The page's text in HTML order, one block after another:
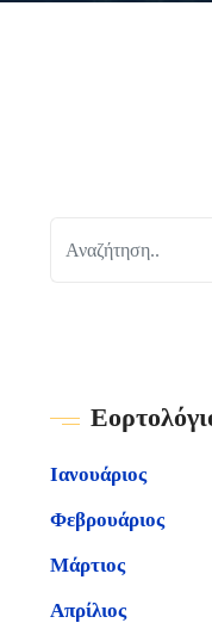
Ιανουάριος
Φεβρουάριος
Μάρτιος
Απρίλιος